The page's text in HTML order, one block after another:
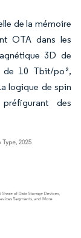
de la mémoire
OTA dans les
3D de
de 10 Tbit/po²,
logique de spin
des